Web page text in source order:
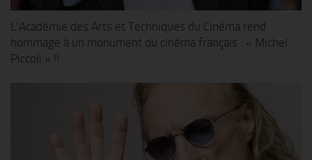
L’Académie des Arts et Techniques du Cinéma rend
hommage à un monument du cinéma français : « Michel
Piccoli » !!